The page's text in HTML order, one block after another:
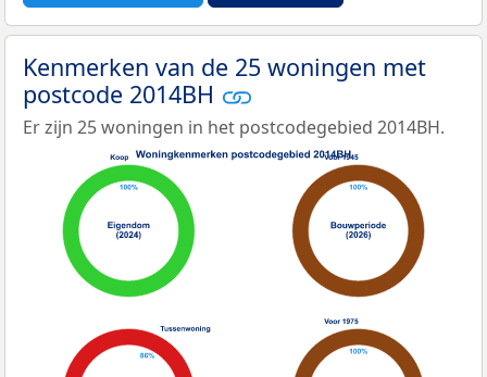
Kenmerken van de 25 woningen met
postcode 2014BH
Er zijn 25 woningen in het postcodegebied 2014BH.